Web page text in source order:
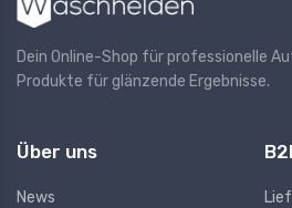
Dein Online-Shop für professionelle
Produkte für glänzende Ergebnisse.
Über uns
News